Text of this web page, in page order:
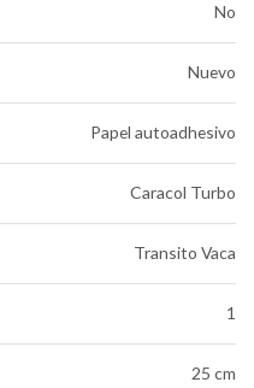
No
Nuevo
Papel autoadhesivo
Caracol Turbo
Transito Vaca
1
25 cm